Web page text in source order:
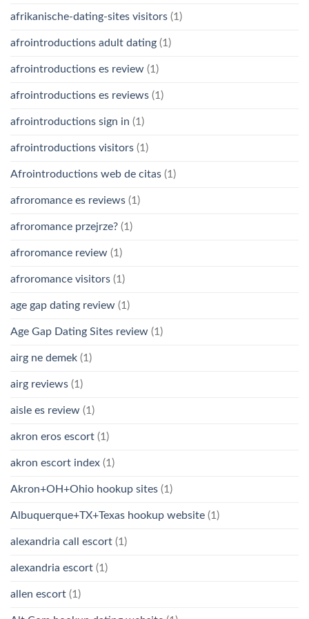
afrikanische-dating-sites visitors (1)
afrointroductions adult dating (1)
afrointroductions es review (1)
afrointroductions es reviews (1)
afrointroductions sign in (1)
afrointroductions visitors (1)
Afrointroductions web de citas (1)
afroromance es reviews (1)
afroromance przejrze? (1)
afroromance review (1)
afroromance visitors (1)
age gap dating review (1)
Age Gap Dating Sites review (1)
airg ne demek (1)
airg reviews (1)
aisle es review (1)
akron eros escort (1)
akron escort index (1)
Akron+OH+Ohio hookup sites (1)
Albuquerque+TX+Texas hookup website (1)
alexandria call escort (1)
alexandria escort (1)
allen escort (1)